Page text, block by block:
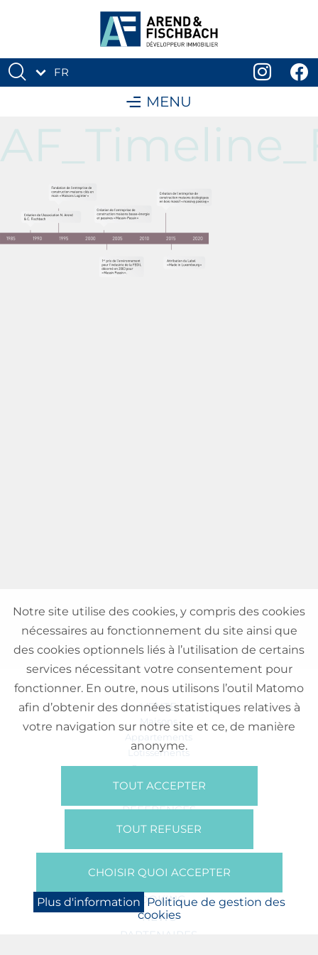
FR
MENU
VENTE
Maisons
Appartements
Lotissements
Commerces
Bureaux
RÉFÉRENCES
SUR NOUS
Presse
BOOKING
NEWS
PARTENAIRES
Notre site utilise des cookies, y compris des cookies
nécessaires au fonctionnement du site ainsi que
des cookies optionnels liés à l’utilisation de certains
services nécessitant votre consentement pour
fonctionner. En outre, nous utilisons l’outil Matomo
afin d’obtenir des données statistiques relatives à
votre navigation sur notre site et ce, de manière
anonyme.
TOUT ACCEPTER
TOUT REFUSER
CHOISIR QUOI ACCEPTER
Plus d'information Politique de gestion des
cookies